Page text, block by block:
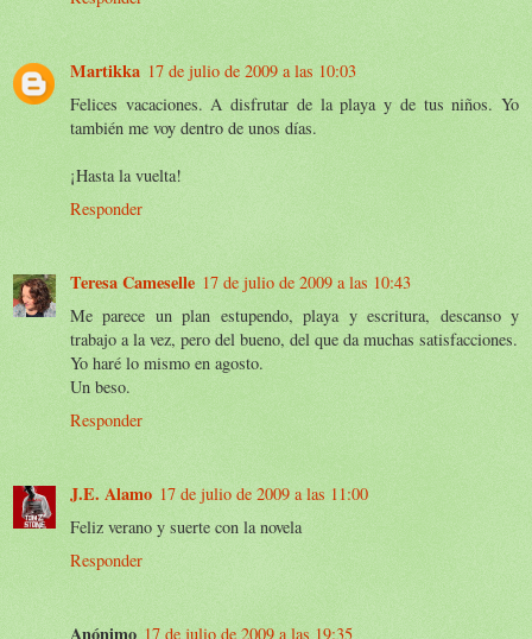
Martikka 17 de julio de 2009 a las 10:03
Felices vacaciones. A disfrutar de la playa y de tus niños. Yo
también me voy dentro de unos días.
¡Hasta la vuelta!
Responder
Teresa Cameselle 17 de julio de 2009 a las 10:43
Me parece un plan estupendo, playa y escritura, descanso y
trabajo a la vez, pero del bueno, del que da muchas satisfacciones.
Yo haré lo mismo en agosto.
Un beso.
Responder
J.E. Alamo 17 de julio de 2009 a las 11:00
Feliz verano y suerte con la novela
Responder
Anónimo 17 de julio de 2009 a las 19:35